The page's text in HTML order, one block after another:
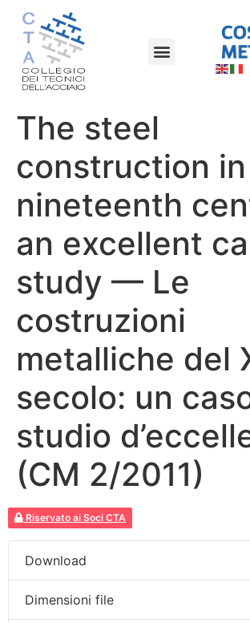
The steel
construction
nineteenth
an excellent
study — Le
costruzioni
metalliche del
secolo: un
studio
(CM 2/2011)
Riservato ai Soci CTA
Download
Dimensioni file